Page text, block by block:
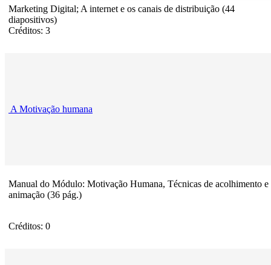
Marketing Digital; A internet e os canais de distribuição (44
diapositivos)
Créditos: 3
A Motivação humana
Manual do Módulo: Motivação Humana, Técnicas de acolhimento e
animação (36 pág.)
Créditos: 0